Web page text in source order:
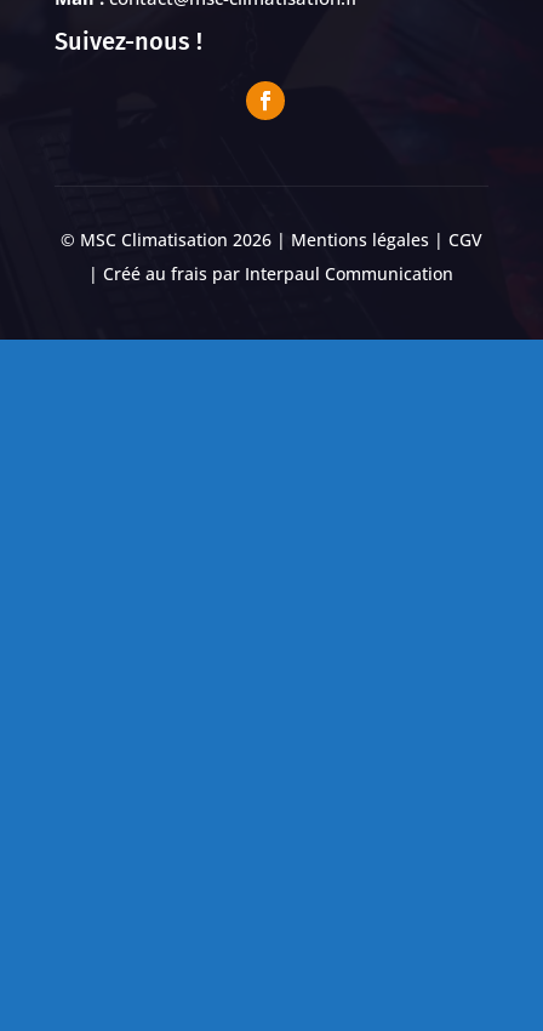
Suivez-nous !
© MSC Climatisation 2026 | Mentions légales| CGV
| Créé au frais par Interpaul Communication